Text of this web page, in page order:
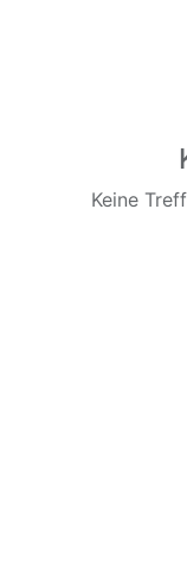
Keine